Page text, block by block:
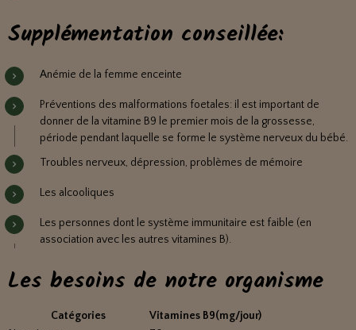
Supplémentation conseillée:
Anémie de la femme enceinte
Préventions des malformations foetales: il est important de
donner de la vitamine B9 le premier mois de la grossesse,
période pendant laquelle se forme le système nerveux du bébé.
Troubles nerveux, dépression, problèmes de mémoire
Les alcooliques
Les personnes dont le système immunitaire est faible (en
association avec les autres vitamines B).
Les besoins de notre organisme
Catégories
Vitamines B9(mg/jour)